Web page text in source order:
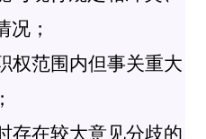
况；
权范围内但事关重大
存在较大意见分歧的